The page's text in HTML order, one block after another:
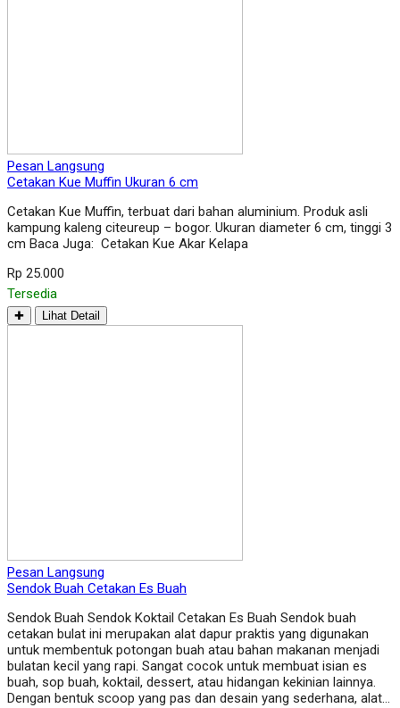
Pesan Langsung
Cetakan Kue Muffin Ukuran 6 cm
Cetakan Kue Muffin, terbuat dari bahan aluminium. Produk asli
kampung kaleng citeureup – bogor. Ukuran diameter 6 cm, tinggi 3
cm Baca Juga: Cetakan Kue Akar Kelapa
Rp 25.000
Tersedia
✚ Lihat Detail
Pesan Langsung
Sendok Buah Cetakan Es Buah
Sendok Buah Sendok Koktail Cetakan Es Buah Sendok buah
cetakan bulat ini merupakan alat dapur praktis yang digunakan
untuk membentuk potongan buah atau bahan makanan menjadi
bulatan kecil yang rapi. Sangat cocok untuk membuat isian es
buah, sop buah, koktail, dessert, atau hidangan kekinian lainnya.
Dengan bentuk scoop yang pas dan desain yang sederhana, alat…